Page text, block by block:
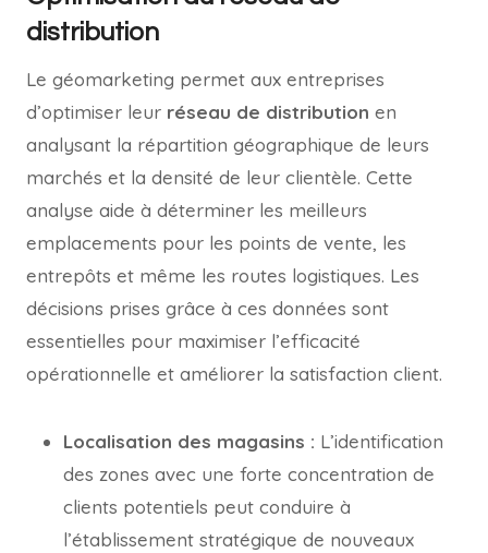
distribution
Le géomarketing permet aux entreprises
d’optimiser leur réseau de distribution en
analysant la répartition géographique de leurs
marchés et la densité de leur clientèle. Cette
analyse aide à déterminer les meilleurs
emplacements pour les points de vente, les
entrepôts et même les routes logistiques. Les
décisions prises grâce à ces données sont
essentielles pour maximiser l’efficacité
opérationnelle et améliorer la satisfaction client.
Localisation des magasins : L’identification
des zones avec une forte concentration de
clients potentiels peut conduire à
l’établissement stratégique de nouveaux